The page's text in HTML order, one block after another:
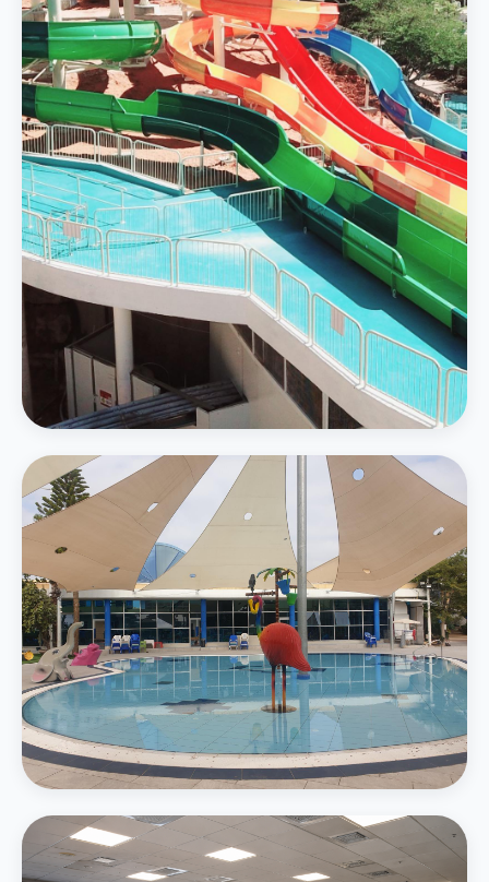
4 מגלשות מים — סלאלום, קאמיקזה ואבובים
בריכת משפחה